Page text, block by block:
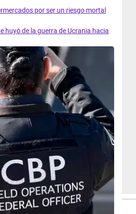
por ser un riesgo mortal
huyó de la guerra de Ucrania hacia